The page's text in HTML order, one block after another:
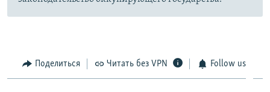
Поделиться Читать без VPN Follow us